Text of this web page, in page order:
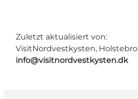
Zuletzt aktualisiert von:
VisitNordvestkysten, Holstebro
info@visitnordvestkysten.dk